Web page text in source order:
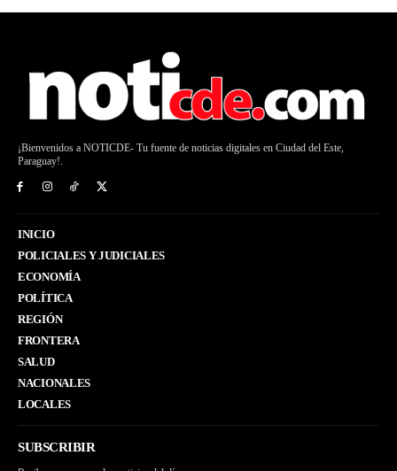
¡Bienvenidos a NOTICDE- Tu fuente de noticias digitales en Ciudad del Este,
Paraguay!.
INICIO
POLICIALES Y JUDICIALES
ECONOMÍA
POLÍTICA
REGIÓN
FRONTERA
SALUD
NACIONALES
LOCALES
SUBSCRIBIR